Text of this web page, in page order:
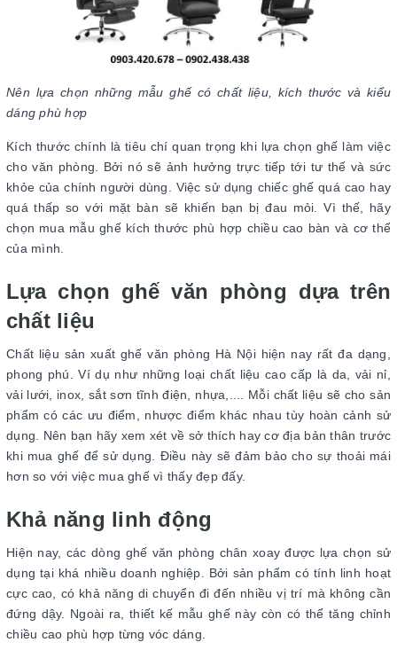
Nên lựa chọn những mẫu ghế có chất liệu, kích thước và kiểu
dáng phù hợp
Kích thước chính là tiêu chí quan trọng khi lựa chọn ghế làm việc
cho văn phòng. Bởi nó sẽ ảnh hưởng trực tiếp tới tư thế và sức
khỏe của chính người dùng. Việc sử dụng chiếc ghế quá cao hay
quá thấp so với mặt bàn sẽ khiến bạn bị đau mỏi. Vì thế, hãy
chọn mua mẫu ghế kích thước phù hợp chiều cao bàn và cơ thể
của mình.
Lựa chọn ghế văn phòng dựa trên
chất liệu
Chất liệu sản xuất ghế văn phòng Hà Nội hiện nay rất đa dạng,
phong phú. Ví dụ như những loại chất liệu cao cấp là da, vải nỉ,
vải lưới, inox, sắt sơn tĩnh điện, nhựa,.... Mỗi chất liệu sẽ cho sản
phẩm có các ưu điểm, nhược điểm khác nhau tùy hoàn cảnh sử
dụng. Nên bạn hãy xem xét về sở thích hay cơ địa bản thân trước
khi mua ghế để sử dụng. Điều này sẽ đảm bảo cho sự thoải mái
hơn so với việc mua ghế vì thấy đẹp đấy.
Khả năng linh động
Hiện nay, các dòng ghế văn phòng chân xoay được lựa chọn sử
dụng tại khá nhiều doanh nghiệp. Bởi sản phẩm có tính linh hoạt
cực cao, có khả năng di chuyển đi đến nhiều vị trí mà không cần
đứng dậy. Ngoài ra, thiết kế mẫu ghế này còn có thể tăng chỉnh
chiều cao phù hợp từng vóc dáng.